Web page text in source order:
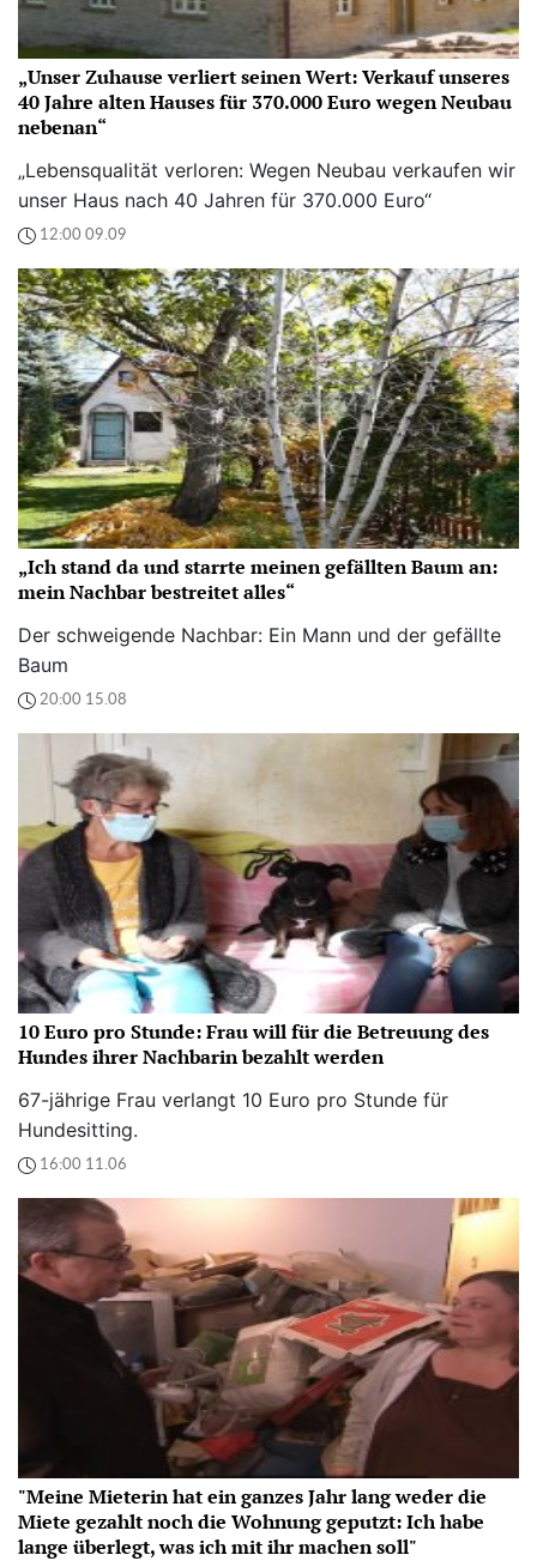
„Unser Zuhause verliert seinen Wert: Verkauf unseres
40 Jahre alten Hauses für 370.000 Euro wegen Neubau
nebenan“
„Lebensqualität verloren: Wegen Neubau verkaufen wir
unser Haus nach 40 Jahren für 370.000 Euro“
12:00 09.09
„Ich stand da und starrte meinen gefällten Baum an:
mein Nachbar bestreitet alles“
Der schweigende Nachbar: Ein Mann und der gefällte
Baum
20:00 15.08
10 Euro pro Stunde: Frau will für die Betreuung des
Hundes ihrer Nachbarin bezahlt werden
67-jährige Frau verlangt 10 Euro pro Stunde für
Hundesitting.
16:00 11.06
"Meine Mieterin hat ein ganzes Jahr lang weder die
Miete gezahlt noch die Wohnung geputzt: Ich habe
lange überlegt, was ich mit ihr machen soll"